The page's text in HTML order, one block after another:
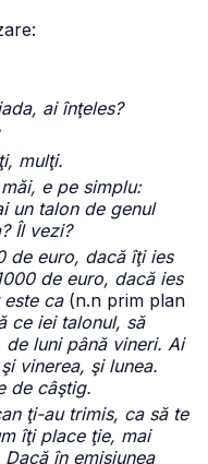
ai înţeles?
mulţi.
e pe simplu:
un talon de genul
Îl vezi?
de euro, dacă îţi ies
de euro, dacă ies
ca(n.n prim plan
ce iei talonul, să
luni până vineri. Ai
vinerea, şi lunea.
de câştig.
ţi-au trimis, ca să te
îţi place ţie, mai
în emisiunea